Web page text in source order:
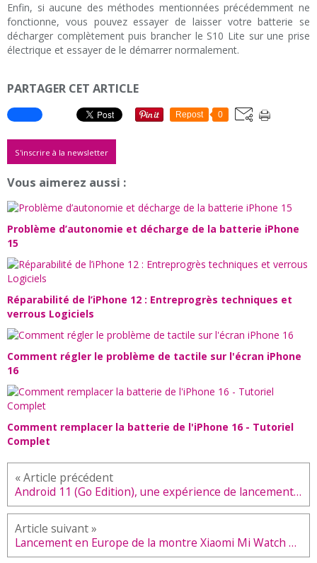
Enfin, si aucune des méthodes mentionnées précédemment ne
fonctionne, vous pouvez essayer de laisser votre batterie se
décharger complètement puis brancher le S10 Lite sur une prise
électrique et essayer de le démarrer normalement.
PARTAGER CET ARTICLE
Repost 0
S'inscrire à la newsletter
Vous aimerez aussi :
Problème d’autonomie et décharge de la batterie iPhone
15
Réparabilité de l’iPhone 12 : Entreprogrès techniques et
verrous Logiciels
Comment régler le problème de tactile sur l'écran iPhone
16
Comment remplacer la batterie de l'iPhone 16 - Tutoriel
Complet
Android 11 (Go Edition), une expérience de lancement d'applications plus rapide
Lancement en Europe de la montre Xiaomi Mi Watch et du chargeur 65W GaN